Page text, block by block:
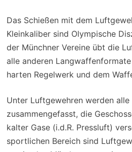
Das Schießen mit dem
Kleinkaliber sind Olympische
der Münchner Vereine übt die
alle anderen
harten Regelwerk und dem
Unter Luftgewehren werden
zusammengefasst, die
kalter Gase (i.d.R. Pressluft)
sportlichen Bereich sind